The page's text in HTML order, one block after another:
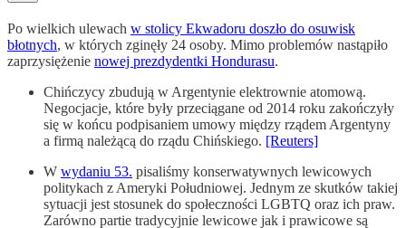
Po wielkich ulewach w stolicy Ekwadoru doszło do osuwisk
błotnych, w których zginęły 24 osoby. Mimo problemów nastąpiło
zaprzysiężenie nowej prezdydentki Hondurasu.
Chińczycy zbudują w Argentynie elektrownie atomową.
Negocjacje, które były przeciągane od 2014 roku zakończyły
się w końcu podpisaniem umowy między rządem Argentyny
a firmą należącą do rządu Chińskiego. [Reuters]
W wydaniu 53. pisaliśmy konserwatywnych lewicowych
politykach z Ameryki Południowej. Jednym ze skutków takiej
sytuacji jest stosunek do społeczności LGBTQ oraz ich praw.
Zarówno partie tradycyjnie lewicowe jak i prawicowe są